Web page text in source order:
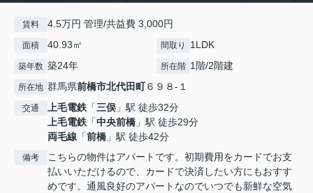
賃料 4.5万円 管理/共益費 3,000円
面積 40.93㎡ 間取り 1LDK
築年数 築24年 所在階 1階/2階建
所在地 群馬県前橋市北代田町６９８-１
交通 上毛電鉄 「三俣 」駅 徒歩32分
上毛電鉄 「中央前橋 」駅 徒歩29分
両毛線 「前橋 」駅 徒歩42分
備考
こちらの物件はアパートです。初期費用をカードでお支
払いいただけるので、カードで決済したい方にもおすす
めです。通風良好のアパートなのでいつでも新鮮な空気